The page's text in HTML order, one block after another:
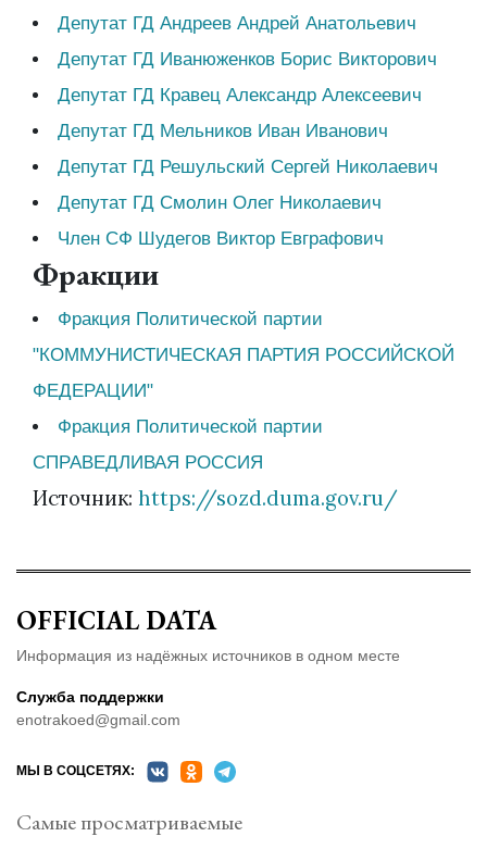
Депутат ГД Андреев Андрей Анатольевич
Депутат ГД Иванюженков Борис Викторович
Депутат ГД Кравец Александр Алексеевич
Депутат ГД Мельников Иван Иванович
Депутат ГД Решульский Сергей Николаевич
Депутат ГД Смолин Олег Николаевич
Член СФ Шудегов Виктор Евграфович
Фракции
Фракция Политической партии
"КОММУНИСТИЧЕСКАЯ ПАРТИЯ РОССИЙСКОЙ
ФЕДЕРАЦИИ"
Фракция Политической партии
СПРАВЕДЛИВАЯ РОССИЯ
Источник: https://sozd.duma.gov.ru/
OFFICIAL DATA
Информация из надёжных источников в одном месте
Служба поддержки
enotrakoed@gmail.com
МЫ В СОЦСЕТЯХ:
Самые просматриваемые